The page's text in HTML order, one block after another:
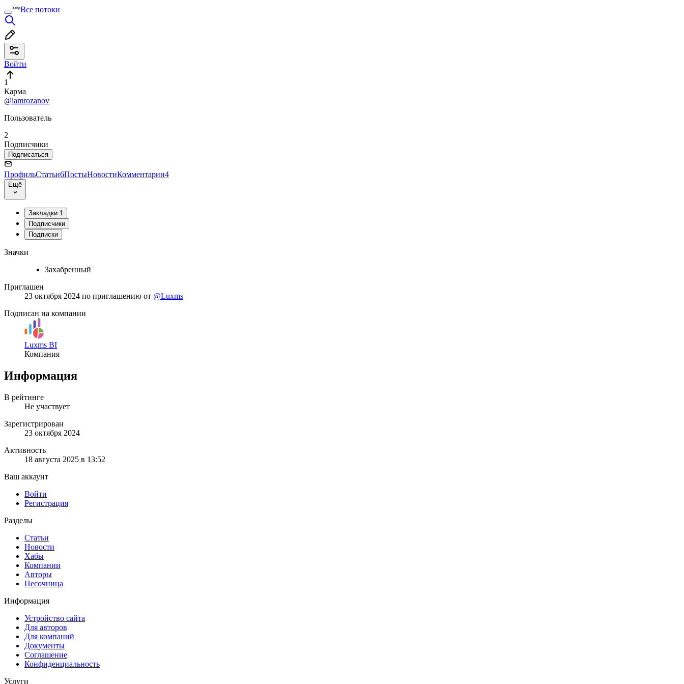
Все потоки
Войти
1
Карма
@iamrozanov
Пользователь
2
Подписчики
Подписаться
ПрофильСтатьи6ПостыНовостиКомментарии4
Ещё
Закладки 1
Подписчики
Подписки
Значки
Захабренный
Приглашен
23 октября 2024 по приглашению от @Luxms
Подписан на компании
Luxms BI
Компания
Информация
В рейтинге
Не участвует
Зарегистрирован
23 октября 2024
Активность
18 августа 2025 в 13:52
Ваш аккаунт
Войти
Регистрация
Разделы
Статьи
Новости
Хабы
Компании
Авторы
Песочница
Информация
Устройство сайта
Для авторов
Для компаний
Документы
Соглашение
Конфиденциальность
Услуги